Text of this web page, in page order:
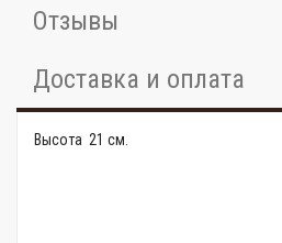
Отзывы
Доставка и оплата
Высота 21 см.